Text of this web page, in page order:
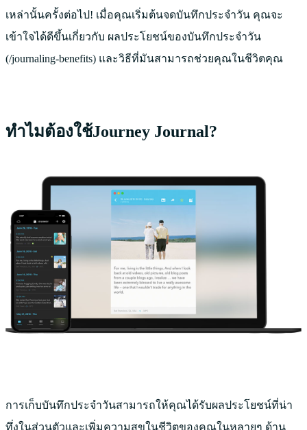
เหล่านั้นครั้งต่อไป! เมื่อคุณเริ่มต้นจดบันทึกประจำวัน คุณจะ
เข้าใจได้ดีขึ้นเกี่ยวกับ ผลประโยชน์ของบันทึกประจำวัน
(/journaling-benefits) และวิธีที่มันสามารถช่วยคุณในชีวิตคุณ
ทำไมต้องใช้Journey Journal?
การเก็บบันทึกประจำวันสามารถให้คุณได้รับผลประโยชน์ที่น่า
ทึ่งในส่วนตัวและเพิ่มความสุขในชีวิตของคุณในหลายๆ ด้าน